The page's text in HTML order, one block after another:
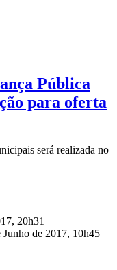
Pública
para oferta
será realizada no
20h31
de 2017, 10h45